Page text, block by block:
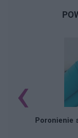
Poronienie
‹